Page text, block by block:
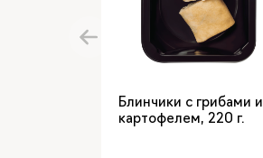
Блинчики с грибами и
картофелем, 220